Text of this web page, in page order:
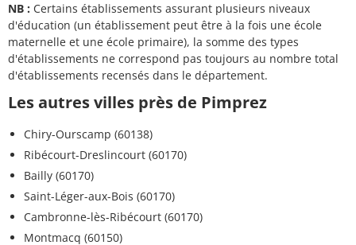
NB : Certains établissements assurant plusieurs niveaux
d'éducation (un établissement peut être à la fois une école
maternelle et une école primaire), la somme des types
d'établissements ne correspond pas toujours au nombre total
d'établissements recensés dans le département.
Les autres villes près de Pimprez
Chiry-Ourscamp (60138)
Ribécourt-Dreslincourt (60170)
Bailly (60170)
Saint-Léger-aux-Bois (60170)
Cambronne-lès-Ribécourt (60170)
Montmacq (60150)